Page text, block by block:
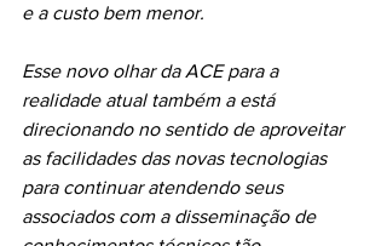
e a custo bem menor.
Esse novo olhar da ACE para a
realidade atual também a está
direcionando no sentido de aproveitar
as facilidades das novas tecnologias
para continuar atendendo seus
associados com a disseminação de